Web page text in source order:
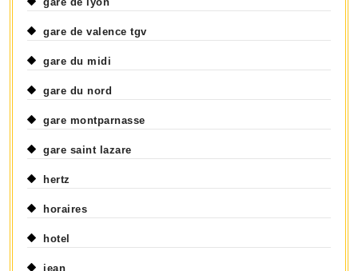
gare de valence tgv
gare du midi
gare du nord
gare montparnasse
gare saint lazare
hertz
horaires
hotel
jean